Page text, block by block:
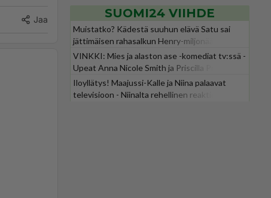
Jaa SUOMI24 VIIHDE
Muistatko? Kädestä suuhun elävä Satu sai
jättimäisen rahasalkun Henry-miljonääriltä
VINKKI: Mies ja alaston ase -komediat tv:ssä -
Upeat Anna Nicole Smith ja Priscilla Presley
mukana
Iloyllätys! Maajussi-Kalle ja Niina palaavat
televisioon - Niinalta rehellinen reaktio: